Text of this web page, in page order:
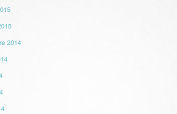
2014